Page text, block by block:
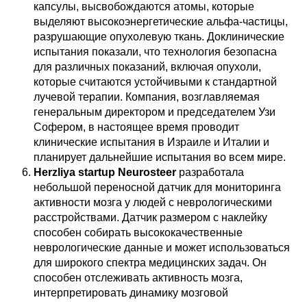
капсулы, высвобождаются атомы, которые
выделяют высокоэнергетические альфа-частицы,
разрушающие опухолевую ткань. Доклинические
испытания показали, что технология безопасна
для различных показаний, включая опухоли,
которые считаются устойчивыми к стандартной
лучевой терапии. Компания, возглавляемая
генеральным директором и председателем Узи
Софером, в настоящее время проводит
клинические испытания в Израиле и Италии и
планирует дальнейшие испытания во всем мире.
Herzliya startup Neurosteer разработала
небольшой переносной датчик для мониторинга
активности мозга у людей с неврологическими
расстройствами. Датчик размером с наклейку
способен собирать высококачественные
неврологические данные и может использоваться
для широкого спектра медицинских задач. Он
способен отслеживать активность мозга,
интерпретировать динамику мозговой